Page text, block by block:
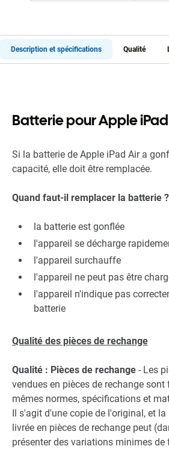
Description et spécifications Qualité
Batterie pour Apple
Si la batterie de Apple iPad Air a
capacité, elle doit être remplacée.
Quand faut-il remplacer la batterie ?
la batterie est gonflée
l'appareil se décharge
l'appareil surchauffe
l'appareil ne peut pas être
l'appareil n'indique pas
batterie
Qualité des pièces de rechange
Qualité : Pièces de rechange - Les
vendues en pièces de rechange
mêmes normes, spécifications et
Il s'agit d'une copie de l'original, et
livrée en pièces de rechange peut
présenter des variations minimes